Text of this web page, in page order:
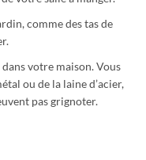
comme des tas de
votre maison. Vous
ou de la laine d’acier,
pas grignoter.